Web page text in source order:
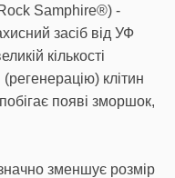
Samphire®) -
засіб від УФ
кількості
клітин
появі зморшок,
зменшує розмір